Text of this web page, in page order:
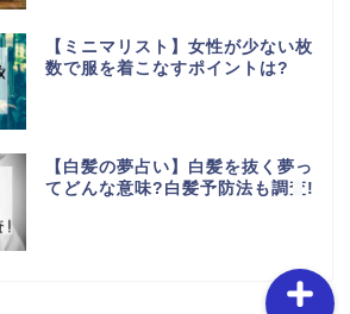
【ミニマリスト】女性が少ない枚
数で服を着こなすポイントは?
【白髪の夢占い】白髪を抜く夢っ
てどんな意味?白髪予防法も調査!
特定商取引法に基づく表
プライバシーポリシー